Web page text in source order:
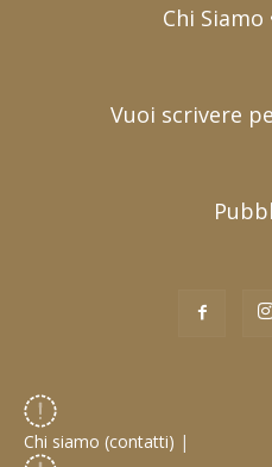
Chi
Vuoi scrivere
Chi siamo (contatti) |